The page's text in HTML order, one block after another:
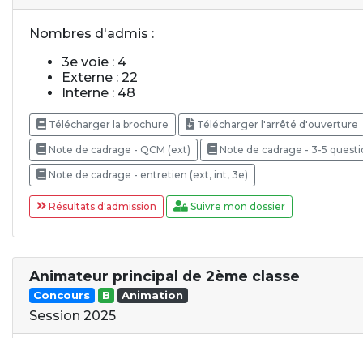
Nombres d'admis :
3e voie : 4
Externe : 22
Interne : 48
Télécharger la brochure Télécharger l'arrêté d'ouverture
Note de cadrage - QCM (ext) Note de cadrage - 3-5
Note de cadrage - entretien (ext, int, 3e)
Résultats d'admission Suivre mon dossier
Animateur principal de 2ème classe
Concours B Animation
Session 2025